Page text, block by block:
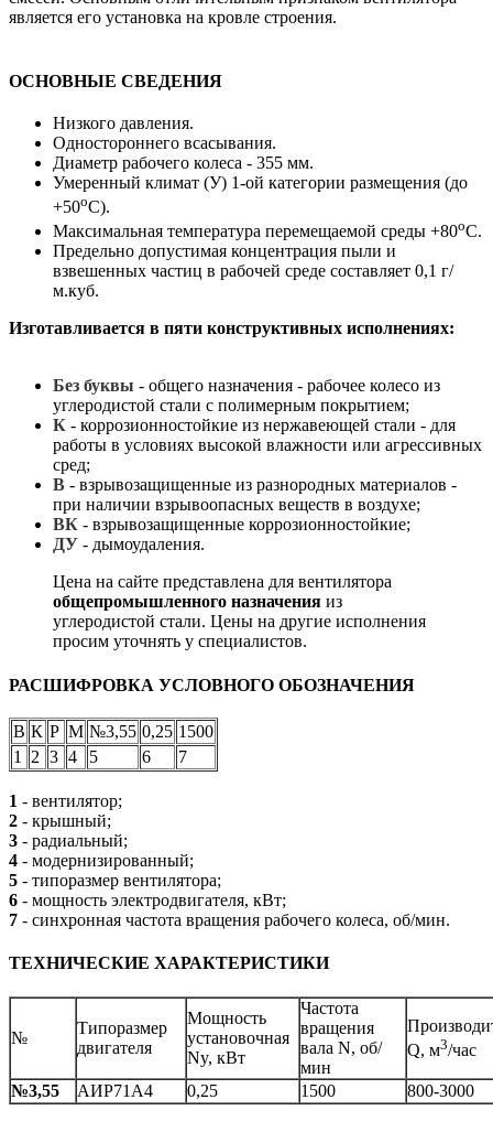
является его установка на кровле строения.
ОСНОВНЫЕ СВЕДЕНИЯ
Низкого давления.
Одностороннего всасывания.
Диаметр рабочего колеса - 355 мм.
Умеренный климат (У) 1-ой категории размещения (до
+50оС).
Максимальная температура перемещаемой среды +80оС.
Предельно допустимая концентрация пыли и
взвешенных частиц в рабочей среде составляет 0,1 г/
м.куб.
Изготавливается в пяти конструктивных исполнениях:
Без буквы - общего назначения - рабочее колесо из
углеродистой стали с полимерным покрытием;
К - коррозионностойкие из нержавеющей стали - для
работы в условиях высокой влажности или агрессивных
сред;
В - взрывозащищенные из разнородных материалов -
при наличии взрывоопасных веществ в воздухе;
ВК - взрывозащищенные коррозионностойкие;
ДУ - дымоудаления.
Цена на сайте представлена для вентилятора
общепромышленного назначения из
углеродистой стали. Цены на другие исполнения
просим уточнять у специалистов.
РАСШИФРОВКА УСЛОВНОГО ОБОЗНАЧЕНИЯ
В К Р М №3,55 0,25 1500
1
2 3 4 5 6 7
1 - вентилятор;
2 - крышный;
3 - радиальный;
4 - модернизированный;
5 - типоразмер вентилятора;
6 - мощность электродвигателя, кВт;
7 - синхронная частота вращения рабочего колеса, об/мин.
ТЕХНИЧЕСКИЕ ХАРАКТЕРИСТИКИ
№
Типоразмер
двигателя
Мощность
установочная
Ny, кВт
Частота
вращения
вала N, об/
мин
Q, м3/час
№3,55 АИР71A4 0,25 1500 800-3000